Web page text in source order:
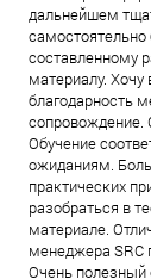
дальнейшем
самостоятельно
составленному
материалу. Хочу
благодарность
сопровождение.
Обучение
ожиданиям.
практических
разобраться в
материале.
менеджера SRC
Очень полезный